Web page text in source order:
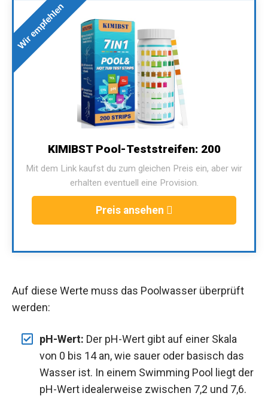
Wir empfehlen
KIMIBST Pool-Teststreifen: 200
Mit dem Link kaufst du zum gleichen Preis ein, aber wir
erhalten eventuell eine Provision.
Preis ansehen
Auf diese Werte muss das Poolwasser überprüft
werden:
pH-Wert: Der pH-Wert gibt auf einer Skala
von 0 bis 14 an, wie sauer oder basisch das
Wasser ist. In einem Swimming Pool liegt der
pH-Wert idealerweise zwischen 7,2 und 7,6.